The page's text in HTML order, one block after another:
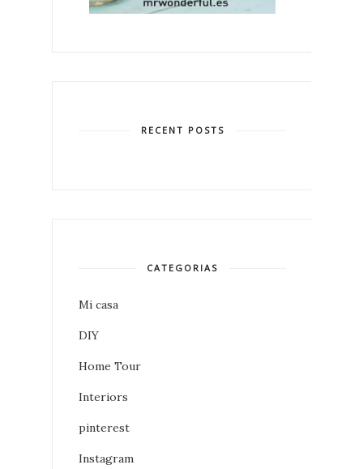
RECENT POSTS
CATEGORIAS
Mi casa
DIY
Home Tour
Interiors
pinterest
Instagram